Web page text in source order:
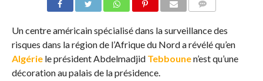
Un centre américain spécialisé dans la surveillance des
risques dans la région de l’Afrique du Nord a révélé qu’en
Algériele président Abdelmadjid Tebbounen’est qu’une
décoration au palais de la présidence.